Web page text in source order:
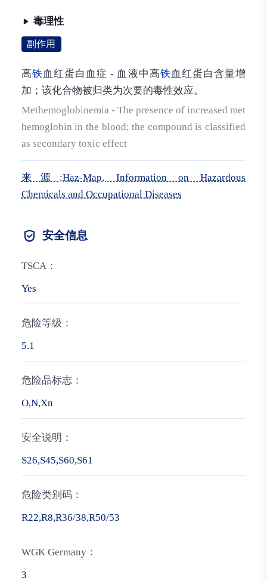
毒理性
副作用
高铁血红蛋白血症 - 血液中高铁血红蛋白含量增
加；该化合物被归类为次要的毒性效应。
Methemoglobinemia - The presence of increased met
hemoglobin in the blood; the compound is classified
as secondary toxic effect
来源:Haz-Map, Information on Hazardous
Chemicals and Occupational Diseases
安全信息
TSCA：
Yes
危险等级：
5.1
危险品标志：
O,N,Xn
安全说明：
S26,S45,S60,S61
危险类别码：
R22,R8,R36/38,R50/53
WGK Germany：
3